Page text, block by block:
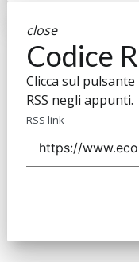
close
Codice
Clicca sul
RSS negli appunti.
RSS link